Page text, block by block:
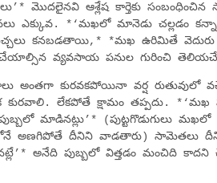
మొదలైనవి ఆశ్లేష కార్తెకు
ఎక్కువ. *‘మఖలో మానెడు చల్లడం కన్నా
కనబడతాయి,* *మఖ ఉరిమితే
చేయాల్సిన వ్యవసాయ పనుల గురించి
కురవకపోయినా వర్ష రుతువులో
కురవాలి. లేకపోతే క్షామం తప్పదు.
మాడినట్లు’* (పుట్టగొడుగులు మఖలో
అణగిపోతే దీనిని వాడతారు) సామెతలు
అనేది పుబ్బలో విత్తడం మంచిది కాదని